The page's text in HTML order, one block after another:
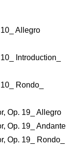
Allegro
Introduction_
Rondo_
Op. 19_ Allegro
Op. 19_ Andante
Op. 19_ Rondo_